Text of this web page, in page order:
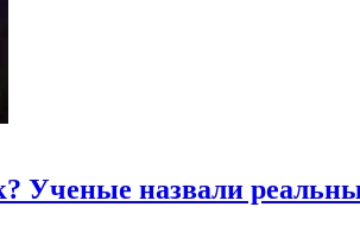
Ученые назвали